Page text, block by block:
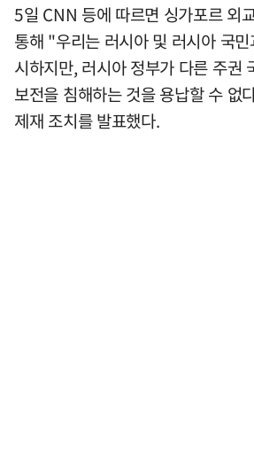
5일 CNN 등에 따르면 싱가포르 외
통해 "우리는 러시아 및 러시아 국
시하지만, 러시아 정부가 다른 주권
보전을 침해하는 것을 용납할 수 없
제재 조치를 발표했다.